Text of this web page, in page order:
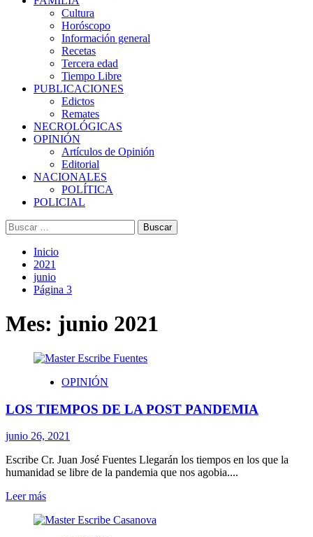
Cultura
Horóscopo
Información general
Recetas
Tercera edad
Tiempo Libre
PUBLICACIONES
Edictos
Remates
NECROLÓGICAS
OPINIÓN
Artículos de Opinión
Editorial
NACIONALES
POLÍTICA
POLICIAL
Buscar:
Inicio
2021
junio
Página 3
Mes: junio 2021
OPINIÓN
LOS TIEMPOS DE LA POST PANDEMIA
junio 26, 2021
Escribe Cr. Juan José Fuentes Llegarán los tiempos en los que la
humanidad se libre de la pandemia que nos agobia....
Leer másLeer
sobre